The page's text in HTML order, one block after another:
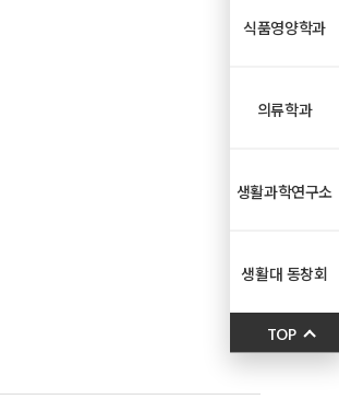
식품영양학과
의류학과
생활과학연구소
생활대 동창회
TOP